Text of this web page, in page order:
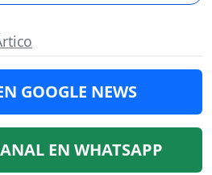
GOOGLE NEWS
EN WHATSAPP